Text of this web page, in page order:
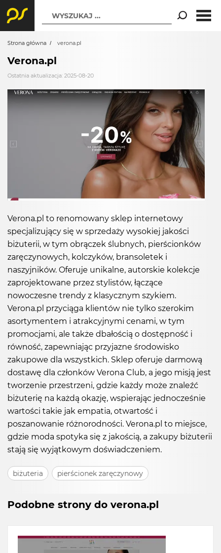
WYSZUKAJ ...
Strona główna verona.pl
Verona.pl
Ostatnia aktualizacja: 2025-08-20
Verona.pl to renomowany sklep internetowy
specjalizujący się w sprzedaży wysokiej jakości
biżuterii, w tym obrączek ślubnych, pierścionków
zaręczynowych, kolczyków, bransoletek i
naszyjników. Oferuje unikalne, autorskie kolekcje
zaprojektowane przez stylistów, łączące
nowoczesne trendy z klasycznym szykiem.
Verona.pl przyciąga klientów nie tylko szerokim
asortymentem i atrakcyjnymi cenami, w tym
promocjami, ale także dbałością o dostępność i
równość, zapewniając przyjazne środowisko
zakupowe dla wszystkich. Sklep oferuje darmową
dostawę dla członków Verona Club, a jego misją jest
tworzenie przestrzeni, gdzie każdy może znaleźć
biżuterię na każdą okazję, wspierając jednocześnie
wartości takie jak empatia, otwartość i
poszanowanie różnorodności. Verona.pl to miejsce,
gdzie moda spotyka się z jakością, a zakupy biżuterii
stają się wyjątkowym doświadczeniem.
biżuteria pierścionek zaręczynowy
Podobne strony do verona.pl